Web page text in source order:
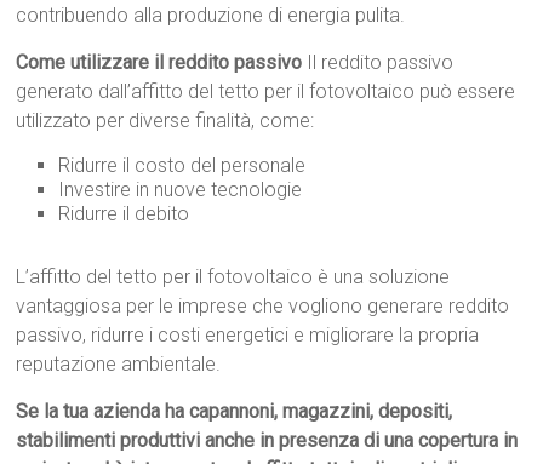
contribuendo alla produzione di energia pulita.
Come utilizzare il reddito passivo Il reddito passivo
generato dall’affitto del tetto per il fotovoltaico può essere
utilizzato per diverse finalità, come:
Ridurre il costo del personale
Investire in nuove tecnologie
Ridurre il debito
L’affitto del tetto per il fotovoltaico è una soluzione
vantaggiosa per le imprese che vogliono generare reddito
passivo, ridurre i costi energetici e migliorare la propria
reputazione ambientale.
Se la tua azienda ha capannoni, magazzini, depositi,
stabilimenti produttivi anche in presenza di una copertura in